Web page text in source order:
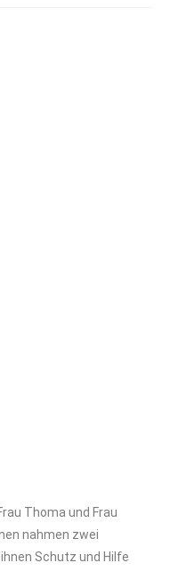
Thoma und Frau
nahmen zwei
Schutz und Hilfe